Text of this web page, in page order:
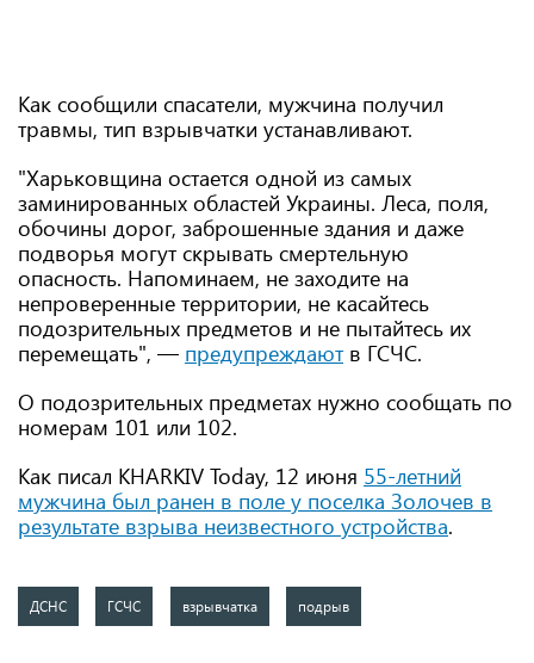
Как сообщили спасатели, мужчина получил
травмы, тип взрывчатки устанавливают.
"Харьковщина остается одной из самых
заминированных областей Украины. Леса, поля,
обочины дорог, заброшенные здания и даже
подворья могут скрывать смертельную
опасность. Напоминаем, не заходите на
непроверенные территории, не касайтесь
подозрительных предметов и не пытайтесь их
перемещать", — предупреждаютв ГСЧС.
О подозрительных предметах нужно сообщать по
номерам 101 или 102.
Как писал KHARKIV Today, 12 июня 55-летний
мужчина был ранен в поле у ​​поселка Золочев в
результате взрыва неизвестного устройства.
ДСНС ГСЧС взрывчатка подрыв